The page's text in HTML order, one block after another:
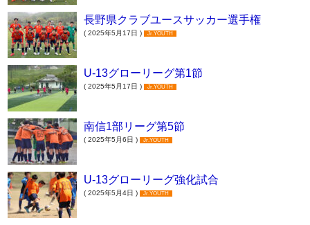
長野県クラブユースサッカー選手権
( 2025年5月17日 ) Jr.YOUTH
U-13グローリーグ第1節
( 2025年5月17日 ) Jr.YOUTH
南信1部リーグ第5節
( 2025年5月6日 ) Jr.YOUTH
U-13グローリーグ強化試合
( 2025年5月4日 ) Jr.YOUTH